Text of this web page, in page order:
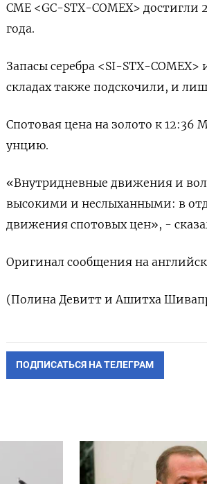
CME <GC-STX-COMEX>
года.
Запасы серебра <SI-STX-
складах также подскочили, и
Спотовая цена на золото к 12:36
унцию.
«Внутридневные движения и
высокими и неслыханными: в
движения спотовых цен», -
Оригинал сообщения на
(Полина Девитт и Ашитха
ПОДПИСАТЬСЯ НА ТЕЛЕГРАМ